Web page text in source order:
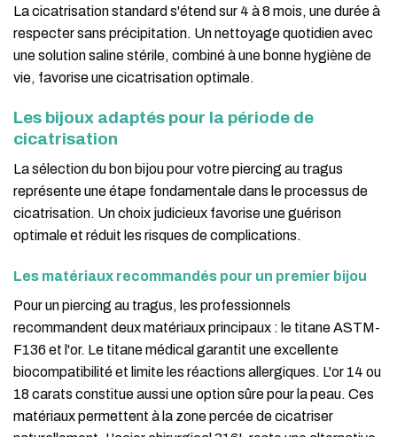
La cicatrisation standard s'étend sur 4 à 8 mois, une durée à
respecter sans précipitation. Un nettoyage quotidien avec
une solution saline stérile, combiné à une bonne hygiène de
vie, favorise une cicatrisation optimale.
Les bijoux adaptés pour la période de
cicatrisation
La sélection du bon bijou pour votre piercing au tragus
représente une étape fondamentale dans le processus de
cicatrisation. Un choix judicieux favorise une guérison
optimale et réduit les risques de complications.
Les matériaux recommandés pour un premier bijou
Pour un piercing au tragus, les professionnels
recommandent deux matériaux principaux : le titane ASTM-
F136 et l'or. Le titane médical garantit une excellente
biocompatibilité et limite les réactions allergiques. L'or 14 ou
18 carats constitue aussi une option sûre pour la peau. Ces
matériaux permettent à la zone percée de cicatriser